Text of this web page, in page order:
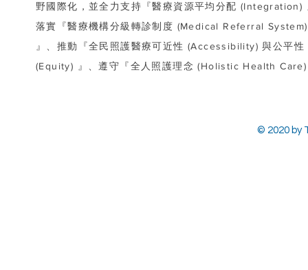
野國際化，並全力支持『醫療資源平均分配 (Integration)
落實『醫療機構分級轉診制度 (Medical Referral System)
』、推動『全民照護醫療可近性 (Accessibility) 與公平性
(Equity) 』、遵守『全人照護理念 (Holistic Health
© 2020 by